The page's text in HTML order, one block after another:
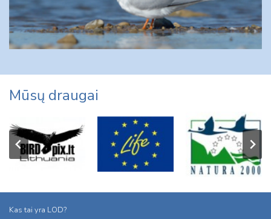
Mūsų draugai
Kas tai yra LOD?